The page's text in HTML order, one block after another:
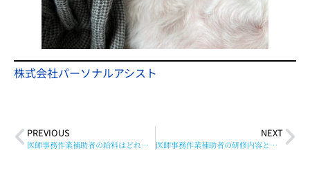
株式会社パーソナルアシスト
PREVIOUS
医師事務作業補助者の給料はどれくらい？仕事内容も紹介
NEXT
医師事務作業補助者の研修内容とは？32時間研修や資格免除について解説